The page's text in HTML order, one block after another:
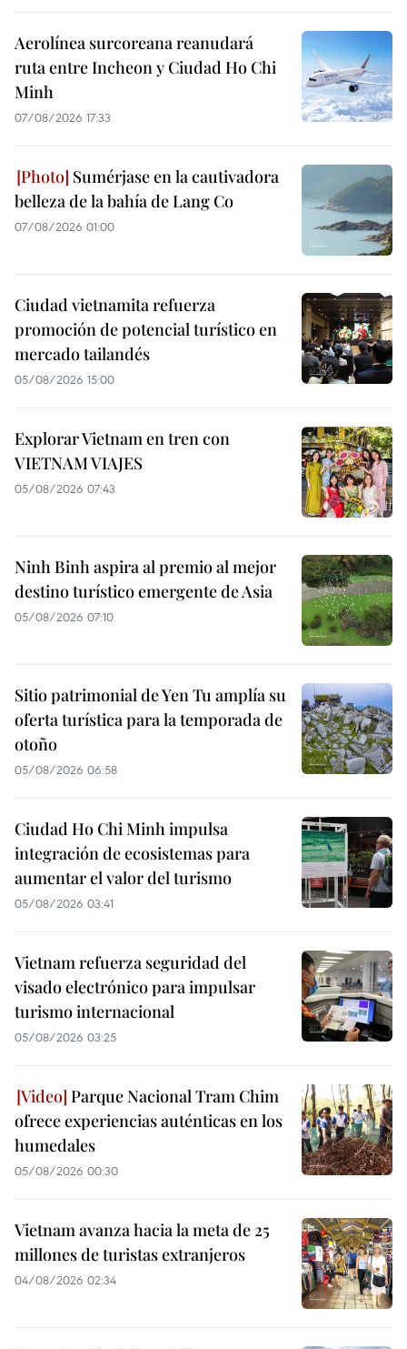
Aerolínea surcoreana reanudará
ruta entre Incheon y Ciudad Ho Chi
Minh
07/08/2026 17:33
Sumérjase en la cautivadora
belleza de la bahía de Lang Co
07/08/2026 01:00
Ciudad vietnamita refuerza
promoción de potencial turístico en
mercado tailandés
05/08/2026 15:00
Explorar Vietnam en tren con
VIETNAM VIAJES
05/08/2026 07:43
Ninh Binh aspira al premio al mejor
destino turístico emergente de Asia
05/08/2026 07:10
Sitio patrimonial de Yen Tu amplía su
oferta turística para la temporada de
otoño
05/08/2026 06:58
Ciudad Ho Chi Minh impulsa
integración de ecosistemas para
aumentar el valor del turismo
05/08/2026 03:41
Vietnam refuerza seguridad del
visado electrónico para impulsar
turismo internacional
05/08/2026 03:25
Parque Nacional Tram Chim
ofrece experiencias auténticas en los
humedales
05/08/2026 00:30
Vietnam avanza hacia la meta de 25
millones de turistas extranjeros
04/08/2026 02:34